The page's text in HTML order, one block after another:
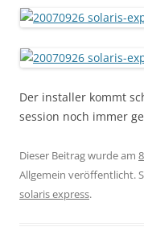
Der installer kommt
session noch immer
Dieser Beitrag wurde am
Allgemein veröffentlicht.
solaris express.